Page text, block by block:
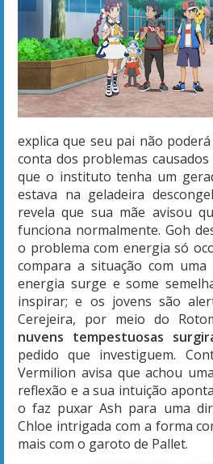
explica que seu pai não
conta dos problemas
que o instituto tenha um
estava na geladeira
revela que sua mãe avisou
funciona normalmente. Goh
o problema com energia só
compara a situação com
energia surge e some
inspirar; e os jovens são
Cerejeira, por meio do
nuvens tempestuosas
pedido que investiguem.
Vermilion avisa que achou
reflexão e a sua intuição
o faz puxar Ash para uma
Chloe intrigada com a forma
mais com o garoto de Pallet.